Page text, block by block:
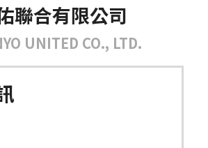
聯合有限公司
UNITED CO., LTD.